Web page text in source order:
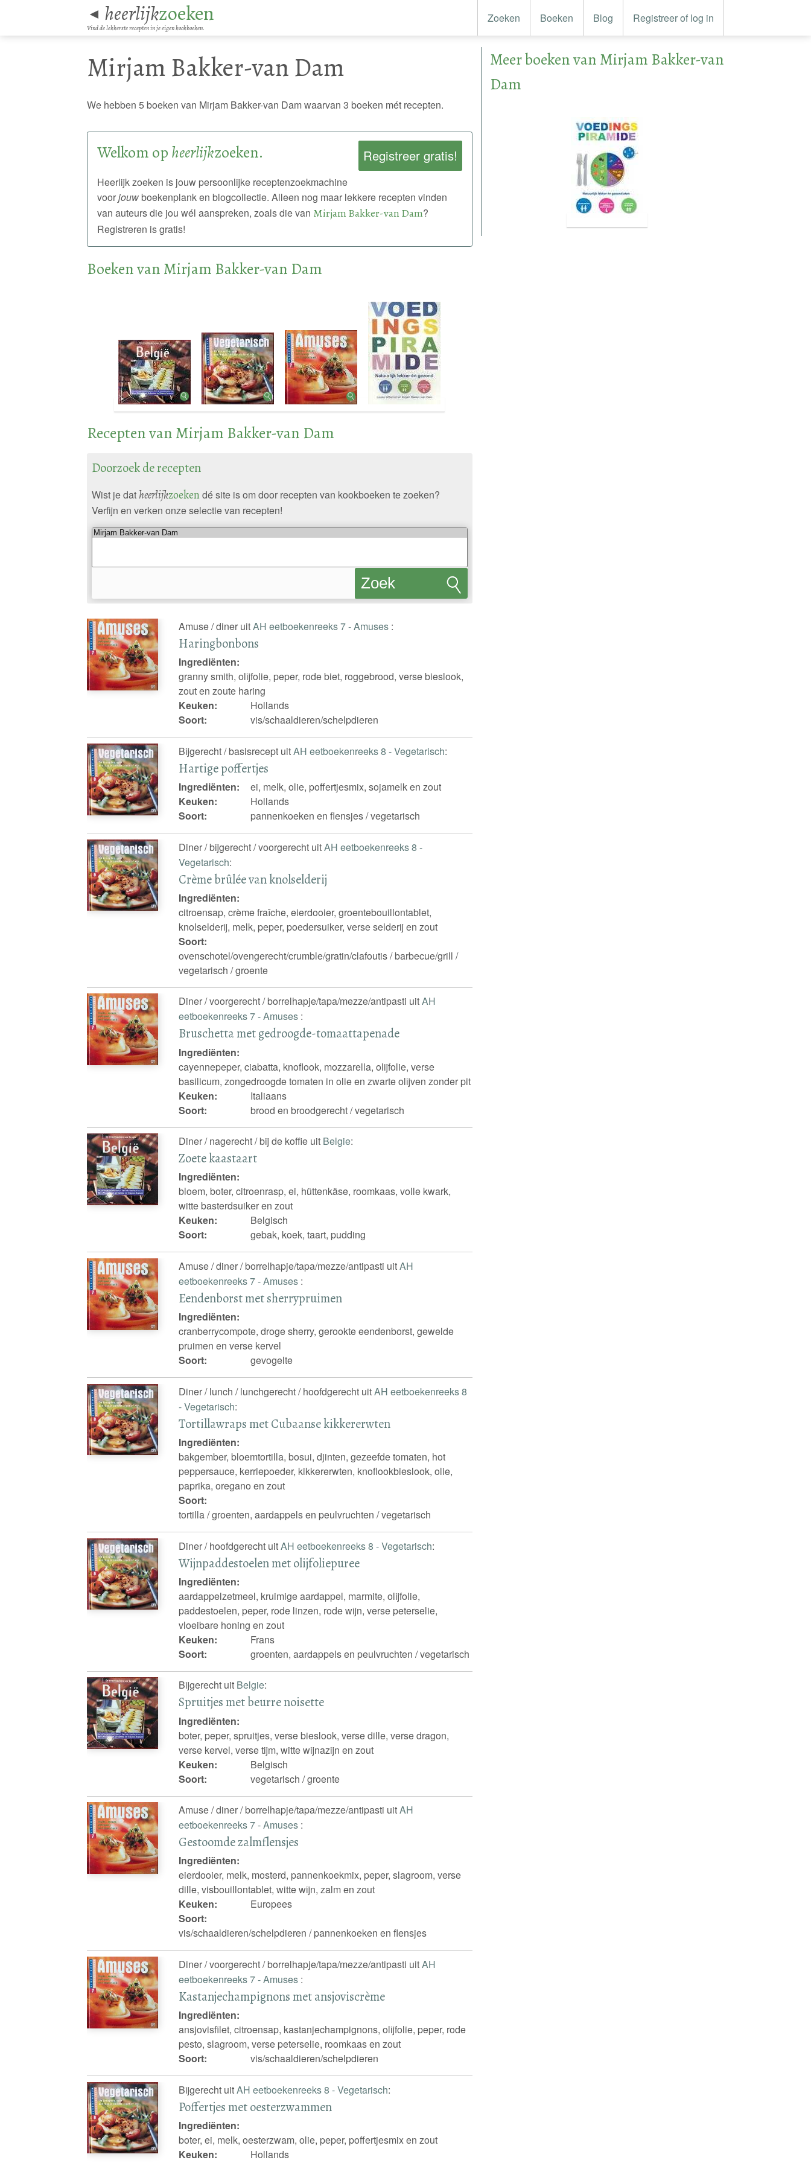
◄ heerlijkzoeken
Vind de lekkerste recepten in je eigen kookboeken.
Zoeken Boeken Blog Registreer of log in
Mirjam Bakker-van Dam
We hebben 5 boeken van Mirjam Bakker-van Dam waarvan 3 boeken mét recepten.
Registreer gratis!
Welkom op heerlijkzoeken.
Heerlijk zoeken is jouw persoonlijke receptenzoekmachine
voorjouwboekenplank en blogcollectie. Alleen nog maar lekkere recepten vinden
van auteurs die jou wél aanspreken, zoals die van Mirjam Bakker-van Dam?
Registreren is gratis!
Boeken van Mirjam Bakker-van Dam
Recepten van Mirjam Bakker-van Dam
Doorzoek de recepten
Wist je dat heerlijkzoekendé site is om door recepten van kookboeken te zoeken?
Verfijn en verken onze selectie van recepten!
Zoek
Amuse / diner uitAH eetboekenreeks 7 - Amuses :
Haringbonbons
Ingrediënten:
granny smith, olijfolie, peper, rode biet, roggebrood, verse bieslook,
zout en zoute haring
Keuken:
Hollands
Soort:
vis/schaaldieren/schelpdieren
Bijgerecht / basisrecept uitAH eetboekenreeks 8 - Vegetarisch:
Hartige poffertjes
Ingrediënten:
ei, melk, olie, poffertjesmix, sojamelk en zout
Keuken:
Hollands
Soort:
pannenkoeken en flensjes / vegetarisch
Diner / bijgerecht / voorgerecht uitAH eetboekenreeks 8 -
Vegetarisch:
Crème brûlée van knolselderij
Ingrediënten:
citroensap, crème fraîche, eierdooier, groentebouillontablet,
knolselderij, melk, peper, poedersuiker, verse selderij en zout
Soort:
ovenschotel/ovengerecht/crumble/gratin/clafoutis / barbecue/grill /
vegetarisch / groente
Diner / voorgerecht / borrelhapje/tapa/mezze/antipasti uitAH
eetboekenreeks 7 - Amuses :
Bruschetta met gedroogde-tomaattapenade
Ingrediënten:
cayennepeper, ciabatta, knoflook, mozzarella, olijfolie, verse
basilicum, zongedroogde tomaten in olie en zwarte olijven zonder pit
Keuken:
Italiaans
Soort:
brood en broodgerecht / vegetarisch
Diner / nagerecht / bij de koffie uit Belgie:
Zoete kaastaart
Ingrediënten:
bloem, boter, citroenrasp, ei, hüttenkäse, roomkaas, volle kwark,
witte basterdsuiker en zout
Keuken:
Belgisch
Soort:
gebak, koek, taart, pudding
Amuse / diner / borrelhapje/tapa/mezze/antipasti uitAH
eetboekenreeks 7 - Amuses :
Eendenborst met sherrypruimen
Ingrediënten:
cranberrycompote, droge sherry, gerookte eendenborst, gewelde
pruimen en verse kervel
Soort:
gevogelte
Diner / lunch / lunchgerecht / hoofdgerecht uitAH eetboekenreeks 8
- Vegetarisch:
Tortillawraps met Cubaanse kikkererwten
Ingrediënten:
bakgember, bloemtortilla, bosui, djinten, gezeefde tomaten, hot
peppersauce, kerriepoeder, kikkererwten, knoflookbieslook, olie,
paprika, oregano en zout
Soort:
tortilla / groenten, aardappels en peulvruchten / vegetarisch
Diner / hoofdgerecht uitAH eetboekenreeks 8 - Vegetarisch:
Wijnpaddestoelen met olijfoliepuree
Ingrediënten:
aardappelzetmeel, kruimige aardappel, marmite, olijfolie,
paddestoelen, peper, rode linzen, rode wijn, verse peterselie,
vloeibare honing en zout
Keuken:
Frans
Soort:
groenten, aardappels en peulvruchten / vegetarisch
Bijgerecht uit Belgie:
Spruitjes met beurre noisette
Ingrediënten:
boter, peper, spruitjes, verse bieslook, verse dille, verse dragon,
verse kervel, verse tijm, witte wijnazijn en zout
Keuken:
Belgisch
Soort:
vegetarisch / groente
Amuse / diner / borrelhapje/tapa/mezze/antipasti uitAH
eetboekenreeks 7 - Amuses :
Gestoomde zalmflensjes
Ingrediënten:
eierdooier, melk, mosterd, pannenkoekmix, peper, slagroom, verse
dille, visbouillontablet, witte wijn, zalm en zout
Keuken:
Europees
Soort:
vis/schaaldieren/schelpdieren / pannenkoeken en flensjes
Diner / voorgerecht / borrelhapje/tapa/mezze/antipasti uitAH
eetboekenreeks 7 - Amuses :
Kastanjechampignons met ansjoviscrème
Ingrediënten:
ansjovisfilet, citroensap, kastanjechampignons, olijfolie, peper, rode
pesto, slagroom, verse peterselie, roomkaas en zout
Soort:
vis/schaaldieren/schelpdieren
Bijgerecht uitAH eetboekenreeks 8 - Vegetarisch:
Poffertjes met oesterzwammen
Ingrediënten:
boter, ei, melk, oesterzwam, olie, peper, poffertjesmix en zout
Keuken:
Hollands
Meer boeken van Mirjam Bakker-van
Dam